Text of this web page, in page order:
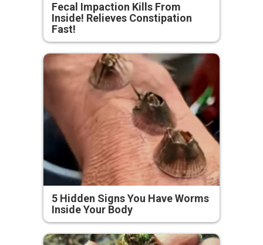
Fecal Impaction Kills From
Inside! Relieves Constipation
Fast!
5 Hidden Signs You Have Worms
Inside Your Body